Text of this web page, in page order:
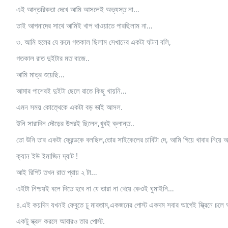
এই আন্তরিকতা দেখে আমি আসলেই অভ্যস্ত না…
তাই আপনাদের সাথে আমিই খাপ খাওয়াতে পারছিলাম না…
৩. আমি হলের যে রুমে গতকাল ছিলাম সেখানের একটা ঘটনা বলি,
গতকাল রাত দুইটার মত বাজে..
আমি মাত্র শুয়েছি…
আমার পাশেরই দুইটা ছেলে রাতে কিছু খায়নি…
এমন সময় কোত্থেকে একটা বড় ভাই আসল.
উনি সারাদিন দৌড়ের উপরই ছিলেন,খুবই ক্লান্ত..
তো উনি তার একটা ফ্রেন্ডকে বলছিল,তোর সাইকেলের চাবিটা দে, আমি গিয়ে খাবার নিয়ে
ক্যান ইউ ইমাজিন দ্যাট !
আই রিপিট তখন রাত প্রায় ২ টা…
এইটা নিশ্চয়ই বলে দিতে হবে না যে তারা না খেয়ে কেওই ঘুমাইনি…
৪.এই কয়দিন যখনই ফেবুতে ঢু মারতাম,একজনের পোস্ট একদম সবার আগেই স্ক্রিনে
একটু স্ক্রল করলে আবারও তার পোস্ট.